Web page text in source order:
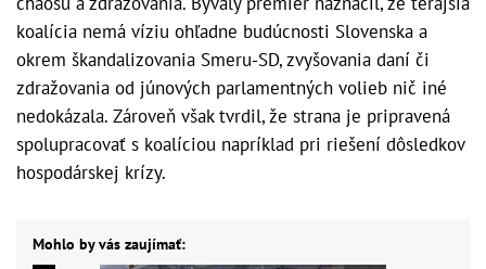
koalícia nemá víziu ohľadne budúcnosti Slovenska a
okrem škandalizovania Smeru-SD, zvyšovania daní či
zdražovania od júnových parlamentných volieb nič iné
nedokázala. Zároveň však tvrdil, že strana je pripravená
spolupracovať s koalíciou napríklad pri riešení dôsledkov
hospodárskej krízy.
Mohlo by vás zaujímať: